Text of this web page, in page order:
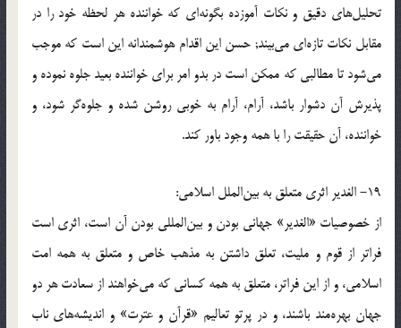
تحلیل‌های دقیق و نکات آموزده بگونه‌ای که خواننده هر لحظه خود را در
مقابل نکات تازه‌ای می‌بیند; حسن این اقدام هوشمندانه این است که موجب
می‌شود تا مطالبی که ممکن است در بدو امر برای خواننده بعید جلوه نموده و
پذیرش آن دشوار باشد، آرام، آرام به خوبی روشن شده و جلوه‌گر شود، و
خواننده، آن حقیقت را با همه وجود باور کند.
19- الغدیر اثری متعلق به بین‌الملل اسلامی:
از خصوصیات «الغدیر» جهانی بودن و بین‌المللی بودن آن است، اثری است
فراتر از قوم و ملیت، تعلق داشتن به مذهب خاص و متعلق به همه امت
اسلامی، و از این فراتر، متعلق به همه کسانی که می‌خواهند از سعادت هر دو
جهان بهره‌مند باشند، و در پرتو تعالیم «قرآن و عترت‌» و اندیشه‌های ناب